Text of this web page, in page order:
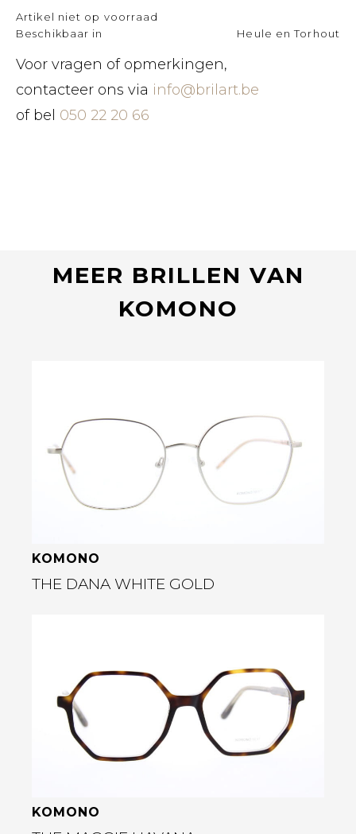
Artikel niet op voorraad
Beschikbaar in
Heule en Torhout
Voor vragen of opmerkingen,
contacteer ons via info@brilart.be
of bel 050 22 20 66
MEER BRILLEN VAN
KOMONO
KOMONO
THE DANA WHITE GOLD
KOMONO